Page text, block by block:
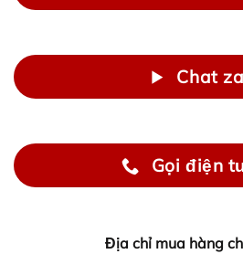
Chat
Gọi điện
Địa chỉ mua hàng